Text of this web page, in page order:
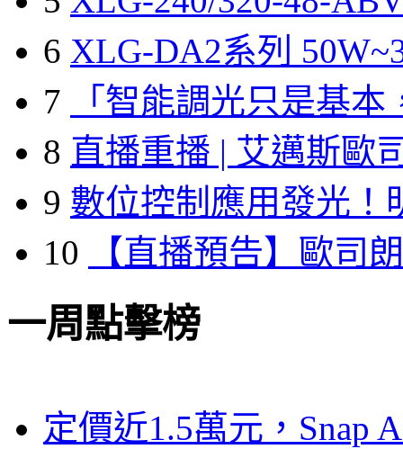
6 XLG-DA2系列
7
「智能調光只是基本
8 直播重播 | 艾邁斯歐
9 數位控制應用發光！
10
【直播預告】歐司
一周點擊榜
定價近1.5萬元，Snap